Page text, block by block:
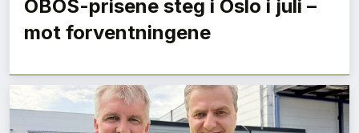
OBOS-prisene steg i Oslo i juli –
mot forventningene